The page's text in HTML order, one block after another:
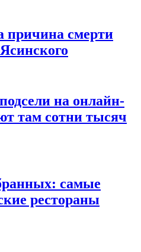
причина смерти
на онлайн-
там сотни тысяч
самые
рестораны